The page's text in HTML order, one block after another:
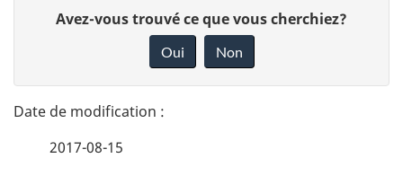
t
a
n
Avez-vous trouvé ce que vous cherchiez?
Oui Non
2017-08-15